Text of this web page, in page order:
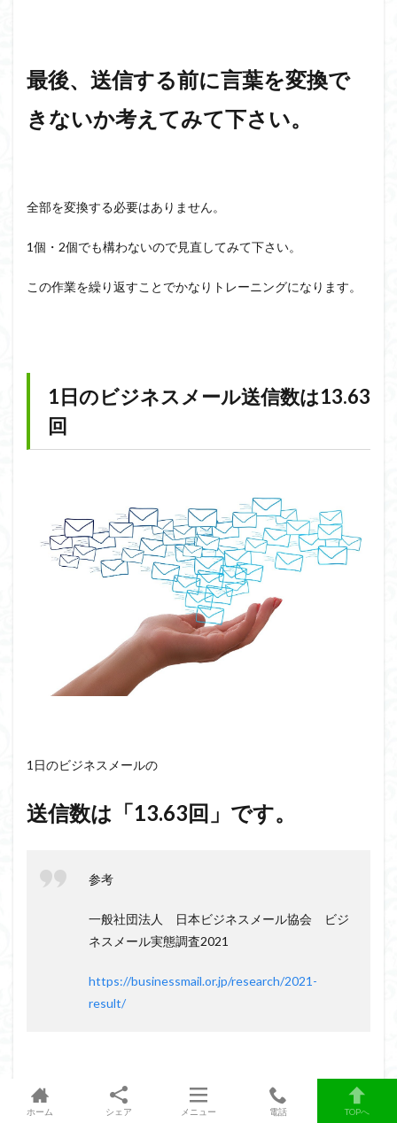
最後、送信する前に言葉を変換で
きないか考えてみて下さい。
全部を変換する必要はありません。
1個・2個でも構わないので見直してみて下さい。
この作業を繰り返すことでかなりトレーニングになります。
1日のビジネスメール送信数は13.63
回
1日のビジネスメールの
送信数は「13.63回 」です。
参考
一般社団法人 日本ビジネスメール協会 ビジ
ネスメール実態調査2021
https://businessmail.or.jp/research/2021-
result/
ビジネスメールだけで約13回も練習する機会があります。
ホーム シェア メニュー 電話 TOPへ